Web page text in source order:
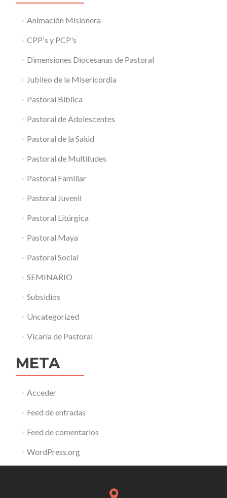
Animación Misionera
CPP's y PCP's
Dimensiones Diocesanas de Pastoral
Jubileo de la Misericordia
Pastoral Bíblica
Pastoral de Adolescentes
Pastoral de la Salúd
Pastoral de Multitudes
Pastoral Familiar
Pastoral Juvenil
Pastoral Litúrgica
Pastoral Maya
Pastoral Social
SEMINARIO
Subsidios
Uncategorized
Vicaría de Pastoral
META
Acceder
Feed de entradas
Feed de comentarios
WordPress.org